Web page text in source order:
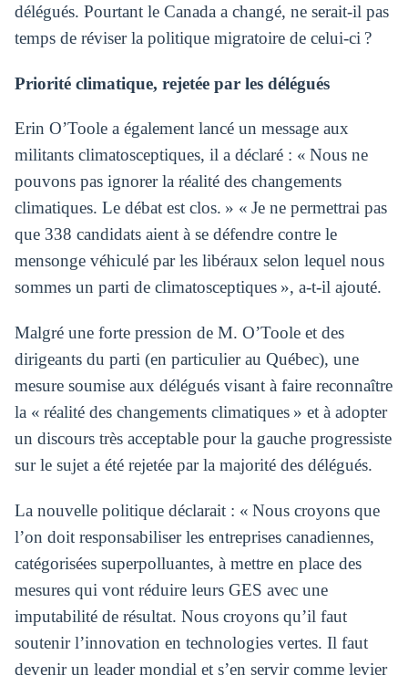
délégués. Pourtant le Canada a changé, ne serait-il pas
temps de réviser la politique migratoire de celui-ci ?
Priorité climatique, rejetée par les délégués
Erin O’Toole a également lancé un message aux
militants climatosceptiques, il a déclaré : « Nous ne
pouvons pas ignorer la réalité des changements
climatiques. Le débat est clos. » « Je ne permettrai pas
que 338 candidats aient à se défendre contre le
mensonge véhiculé par les libéraux selon lequel nous
sommes un parti de climatosceptiques », a-t-il ajouté.
Malgré une forte pression de M. O’Toole et des
dirigeants du parti (en particulier au Québec), une
mesure soumise aux délégués visant à faire reconnaître
la « réalité des changements climatiques » et à adopter
un discours très acceptable pour la gauche progressiste
sur le sujet a été rejetée par la majorité des délégués.
La nouvelle politique déclarait : « Nous croyons que
l’on doit responsabiliser les entreprises canadiennes,
catégorisées superpolluantes, à mettre en place des
mesures qui vont réduire leurs GES avec une
imputabilité de résultat. Nous croyons qu’il faut
soutenir l’innovation en technologies vertes. Il faut
devenir un leader mondial et s’en servir comme levier